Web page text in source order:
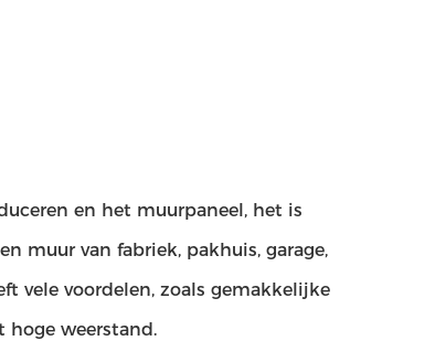
en het muurpaneel, het is
muur van fabriek, pakhuis, garage,
vele voordelen, zoals gemakkelijke
weerstand.